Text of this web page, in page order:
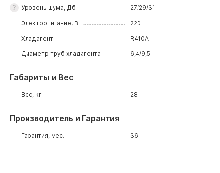
Уровень шума, Дб 27/29/31
Электропитание, В 220
Хладагент R410A
Диаметр труб хладагента 6,4/9,5
Габариты и Вес
Вес, кг 28
Производитель и Гарантия
Гарантия, мес. 36